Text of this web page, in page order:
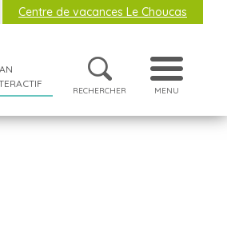
Centre de vacances Le Choucas
RECHERCHER MENU